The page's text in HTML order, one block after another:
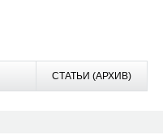
СТАТЬИ (АРХИВ)